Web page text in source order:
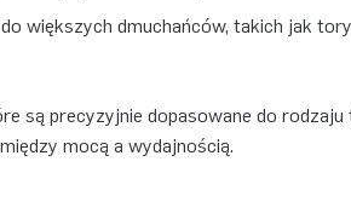
większych dmuchańców, takich jak
są precyzyjnie dopasowane do
mocą a wydajnością.